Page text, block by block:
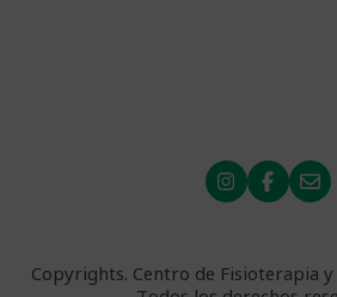
Copyrights. Centro de Fisioterapia